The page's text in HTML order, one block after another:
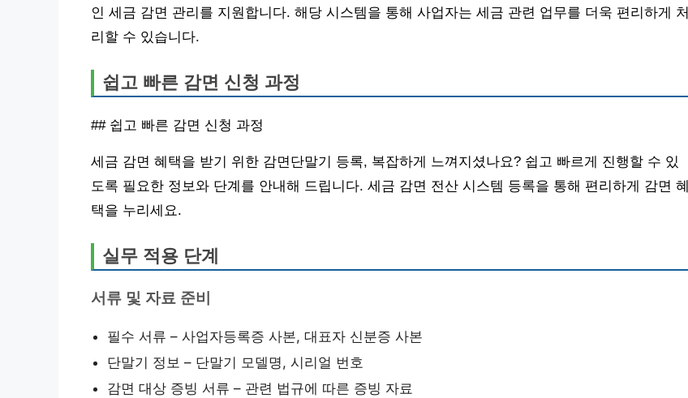
인 세금 감면 관리를 지원합니다. 해당 시스템을 통해 사업자는 세금 관련 업무를 더욱 편리하게 처
리할 수 있습니다.
쉽고 빠른 감면 신청 과정
## 쉽고 빠른 감면 신청 과정
세금 감면 혜택을 받기 위한 감면단말기 등록, 복잡하게 느껴지셨나요? 쉽고 빠르게 진행할 수 있
도록 필요한 정보와 단계를 안내해 드립니다. 세금 감면 전산 시스템 등록을 통해 편리하게 감면 혜
택을 누리세요.
실무 적용 단계
서류 및 자료 준비
필수 서류 – 사업자등록증 사본, 대표자 신분증 사본
단말기 정보 – 단말기 모델명, 시리얼 번호
감면 대상 증빙 서류 – 관련 법규에 따른 증빙 자료